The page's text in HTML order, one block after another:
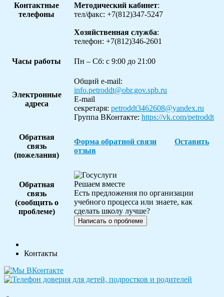
Контактные
телефоны
Методический кабинет:
тел/факс: +7(812)347-5247
Хозяйственная служба:
телефон: +7(812)346-2601
Часы работы Пн – Сб: с 9:00 до 21:00
Электронные
адреса
Общий e-mail:
info.petroddt@obr.gov.spb.ru
Е-mail
секретаря: petroddt3462608@yandex.ru
Группа ВКонтакте: https://vk.com/petroddt
Обратная
связь
(пожелания)
Форма обратной связи Оставить
отзыв
Обратная
связь
(сообщить о
проблеме)
Решаем вместе
Есть предложения по организации
учебного процесса или знаете, как
сделать школу лучше?
Написать о проблеме
Контакты